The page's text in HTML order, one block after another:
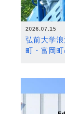
2026.07.15
弘前大学
町・富岡